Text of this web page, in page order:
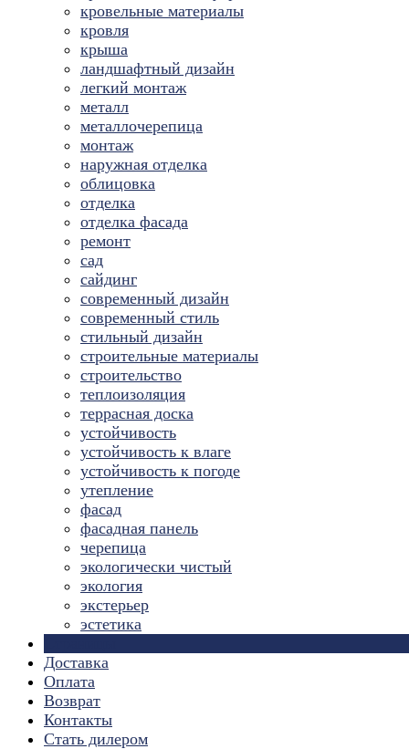
кровельные материалы
кровля
крыша
ландшафтный дизайн
легкий монтаж
металл
металлочерепица
монтаж
наружная отделка
облицовка
отделка
отделка фасада
ремонт
сад
сайдинг
современный дизайн
современный стиль
стильный дизайн
строительные материалы
строительство
теплоизоляция
террасная доска
устойчивость
устойчивость к влаге
устойчивость к погоде
утепление
фасад
фасадная панель
черепица
экологически чистый
экология
экстерьер
эстетика
Доставка
Оплата
Возврат
Контакты
Стать дилером